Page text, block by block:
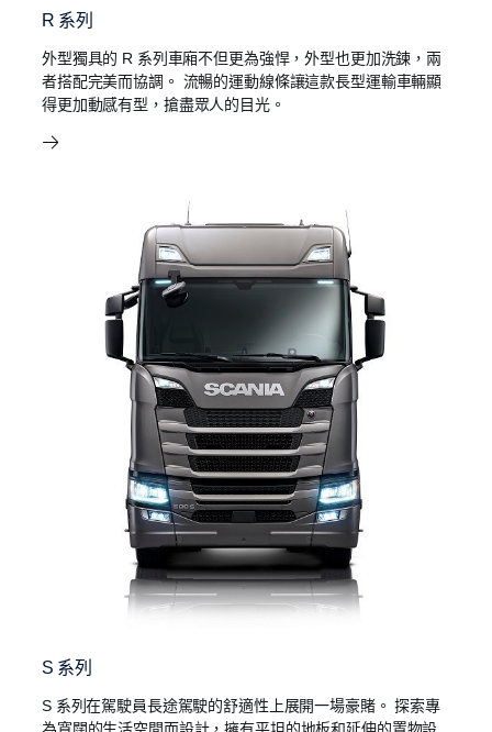
R 系列
外型獨具的 R 系列車廂不但更為強悍，外型也更加洗鍊，兩
者搭配完美而協調。 流暢的運動線條讓這款長型運輸車輛顯
得更加動感有型，搶盡眾人的目光。
S 系列
S 系列在駕駛員長途駕駛的舒適性上展開一場豪賭。 探索專